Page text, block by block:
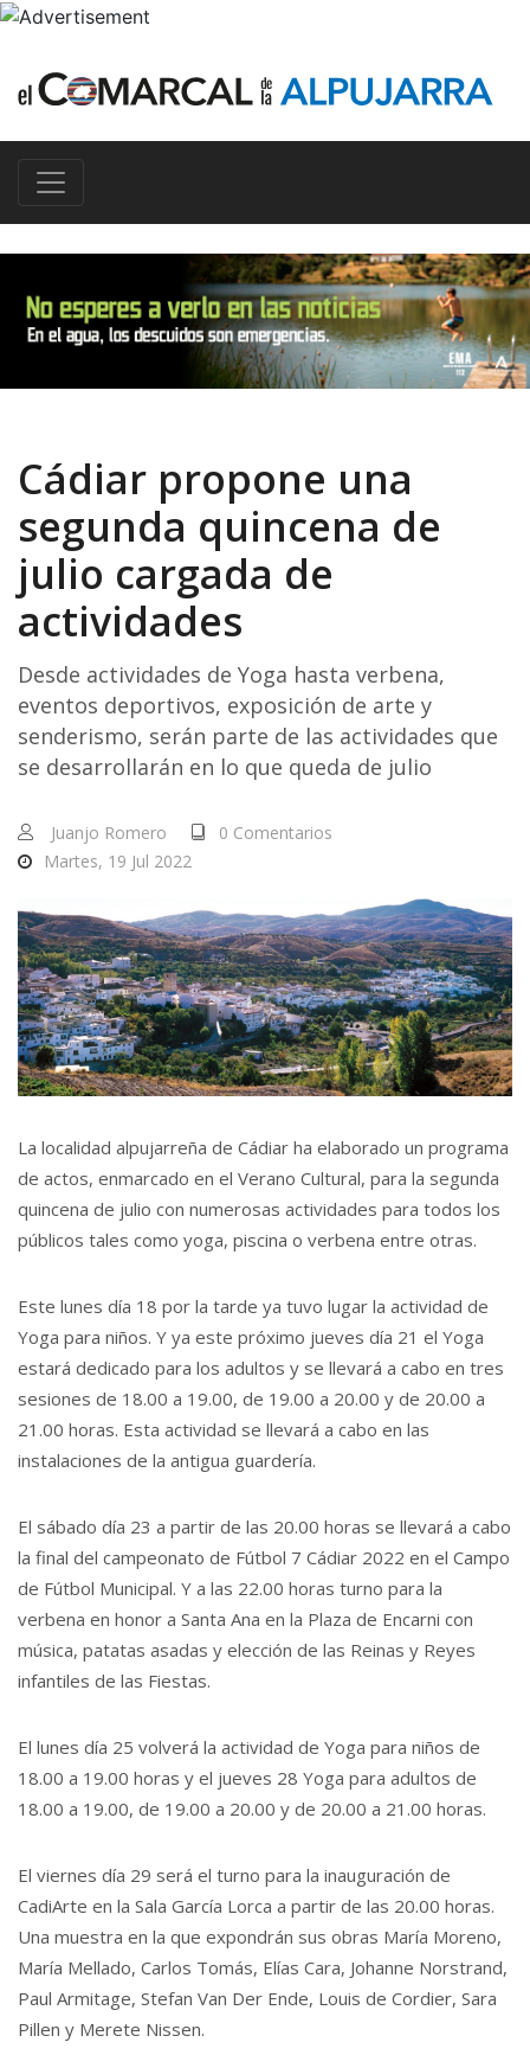
Cádiar propone una
segunda quincena de
julio cargada de
actividades
Desde actividades de Yoga hasta verbena,
eventos deportivos, exposición de arte y
senderismo, serán parte de las actividades que
se desarrollarán en lo que queda de julio
Juanjo Romero
0 Comentarios
Martes, 19 Jul 2022
La localidad alpujarreña de Cádiar ha elaborado un programa
de actos, enmarcado en el Verano Cultural, para la segunda
quincena de julio con numerosas actividades para todos los
públicos tales como yoga, piscina o verbena entre otras.
Este lunes día 18 por la tarde ya tuvo lugar la actividad de
Yoga para niños. Y ya este próximo jueves día 21 el Yoga
estará dedicado para los adultos y se llevará a cabo en tres
sesiones de 18.00 a 19.00, de 19.00 a 20.00 y de 20.00 a
21.00 horas. Esta actividad se llevará a cabo en las
instalaciones de la antigua guardería.
El sábado día 23 a partir de las 20.00 horas se llevará a cabo
la final del campeonato de Fútbol 7 Cádiar 2022 en el Campo
de Fútbol Municipal. Y a las 22.00 horas turno para la
verbena en honor a Santa Ana en la Plaza de Encarni con
música, patatas asadas y elección de las Reinas y Reyes
infantiles de las Fiestas.
El lunes día 25 volverá la actividad de Yoga para niños de
18.00 a 19.00 horas y el jueves 28 Yoga para adultos de
18.00 a 19.00, de 19.00 a 20.00 y de 20.00 a 21.00 horas.
El viernes día 29 será el turno para la inauguración de
CadiArte en la Sala García Lorca a partir de las 20.00 horas.
Una muestra en la que expondrán sus obras María Moreno,
María Mellado, Carlos Tomás, Elías Cara, Johanne Norstrand,
Paul Armitage, Stefan Van Der Ende, Louis de Cordier, Sara
Pillen y Merete Nissen.